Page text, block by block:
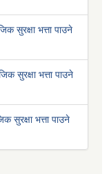
सुरक्षा भत्ता पाउने
सुरक्षा भत्ता पाउने
सुरक्षा भत्ता पाउने